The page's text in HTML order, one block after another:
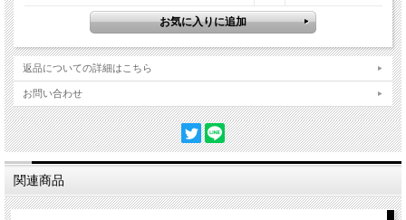
返品についての詳細はこちら
お問い合わせ
関連商品